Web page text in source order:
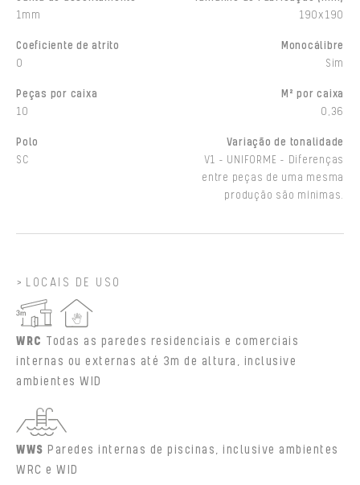
1mm
190x190
Coeficiente de atrito
0
Monocálibre
Sim
Peças por caixa
10
M² por caixa
0,36
Polo
SC
Variação de tonalidade
V1 - UNIFORME - Diferenças
entre peças de uma mesma
produção são mínimas.
LOCAIS DE USO
WRC Todas as paredes residenciais e comerciais
internas ou externas até 3m de altura, inclusive
ambientes WID
WWS Paredes internas de piscinas, inclusive ambientes
WRC e WID